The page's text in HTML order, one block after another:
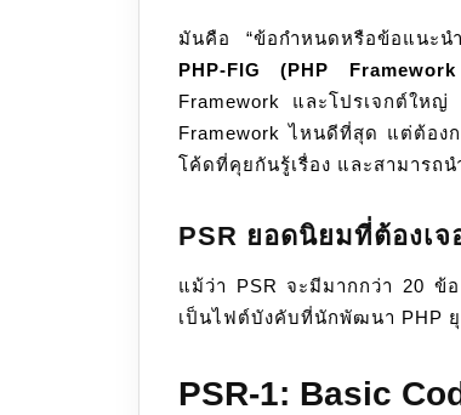
มันคือ “ข้อกำหนดหรือข้อแนะน
PHP-FIG (PHP
Framework และโปรเจกต์ใหญ่
Framework ไหนดีที่สุด แต่ต้องก
โค้ดที่คุยกันรู้เรื่อง และสามารถ
PSR ยอดนิยมที่ต้องเ
แม้ว่า PSR จะมีมากกว่า 20 ข้
เป็นไฟต์บังคับที่นักพัฒนา PHP
PSR-1: Basic